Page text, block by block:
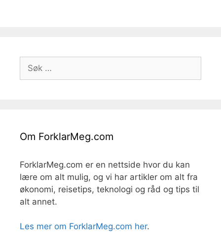
etter:
Om ForklarMeg.com
ForklarMeg.com er en nettside hvor du kan
lære om alt mulig, og vi har artikler om alt fra
økonomi, reisetips, teknologi og råd og tips til
alt annet.
Les mer om ForklarMeg.com her.